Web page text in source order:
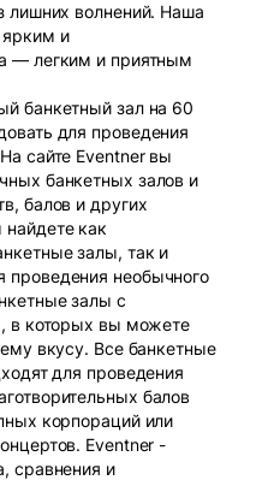
лишних волнений. Наша
и
— легким и приятным
банкетный зал на 60
для проведения
сайте Eventner вы
банкетных залов и
балов и других
как
залы, так и
проведения необычного
залы с
в которых вы можете
вкусу. Все банкетные
для проведения
балов
корпораций или
Eventner -
сравнения и